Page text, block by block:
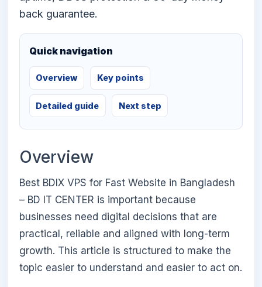
back guarantee.
Quick navigation
Overview Key points
Detailed guide Next step
Overview
Best BDIX VPS for Fast Website in Bangladesh
– BD IT CENTER is important because
businesses need digital decisions that are
practical, reliable and aligned with long-term
growth. This article is structured to make the
topic easier to understand and easier to act on.